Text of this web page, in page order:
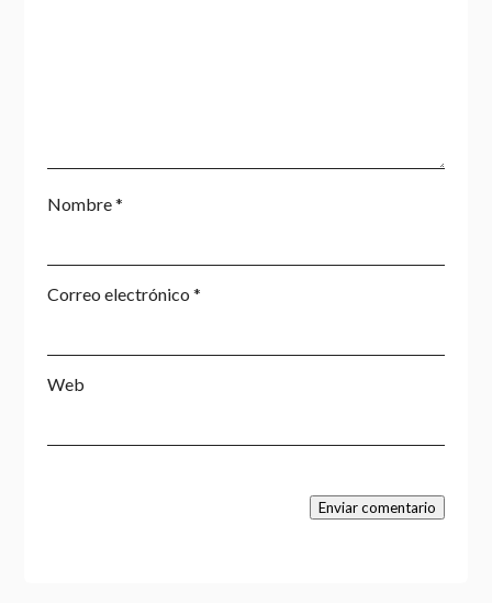
Nombre*
Correo electrónico *
Web
Enviar comentario